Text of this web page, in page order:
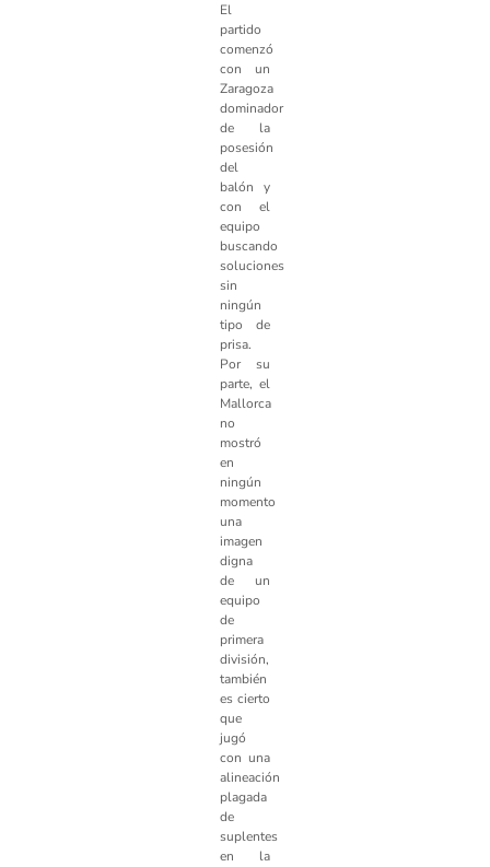
El
partido
comenzó
con un
Zaragoza
dominador
de la
posesión
del
balón y
con el
equipo
buscando
soluciones
sin
ningún
tipo de
prisa.
Por su
parte, el
Mallorca
no
mostró
en
ningún
momento
una
imagen
digna
de un
equipo
de
primera
división,
también
es cierto
que
jugó
con una
alineación
plagada
de
suplentes
en la